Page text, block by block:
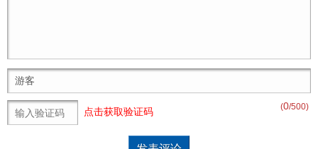
(0/500)
点击获取验证码